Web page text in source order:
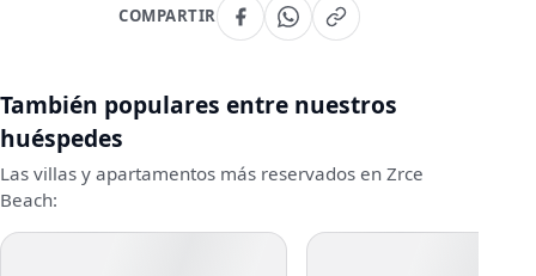
COMPARTIR
También populares entre nuestros
huéspedes
Las villas y apartamentos más reservados en Zrce
Beach: